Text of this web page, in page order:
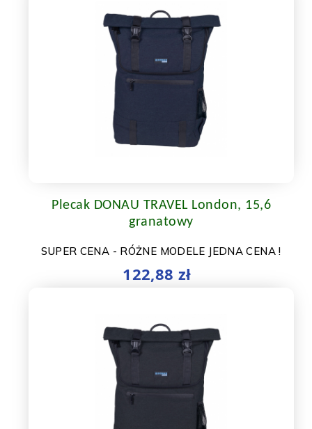
Plecak DONAU TRAVEL London, 15,6
granatowy
SUPER CENA - RÓŻNE MODELE JEDNA CENA !
122,88 zł